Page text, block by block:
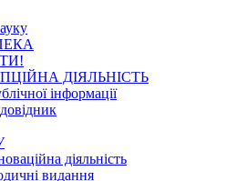
ДІЯЛЬНІСТЬ
інформації
діяльність
видання